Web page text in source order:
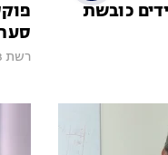
כובשת
רשת 13